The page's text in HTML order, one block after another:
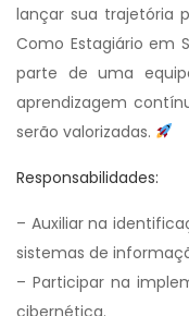
lançar sua trajetória
Como Estagiário em
parte de uma
aprendizagem
serão valorizadas.
Responsabilidades:
– Auxiliar na
sistemas de
– Participar na
cibernética.